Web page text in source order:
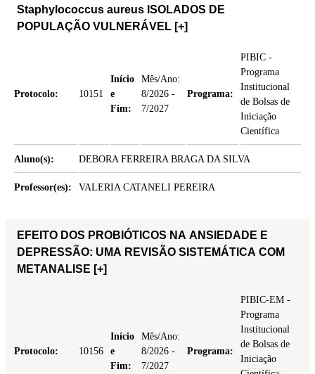
Staphylococcus aureus ISOLADOS DE
POPULAÇÃO VULNERÁVEL [+]
Protocolo: 10151
Início
e
Fim:
Mês/Ano:
8/2026 -
7/2027
Programa:
PIBIC -
Programa
Institucional
de Bolsas de
Iniciação
Científica
Aluno(s): DEBORA FERREIRA BRAGA DA SILVA
Professor(es): VALERIA CATANELI PEREIRA
EFEITO DOS PROBIÓTICOS NA ANSIEDADE E
DEPRESSÃO: UMA REVISÃO SISTEMÁTICA COM
METANALISE [+]
Protocolo: 10156
Início
e
Fim:
Mês/Ano:
8/2026 -
7/2027
Programa:
PIBIC-EM -
Programa
Institucional
de Bolsas de
Iniciação